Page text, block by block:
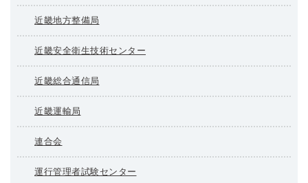
近畿地方整備局
近畿安全衛生技術センター
近畿総合通信局
近畿運輸局
連合会
運行管理者試験センター